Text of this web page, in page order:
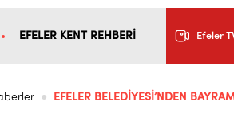
EFELER KENT REHBERİ Efeler
EFELER BELEDİYESİ’NDEN